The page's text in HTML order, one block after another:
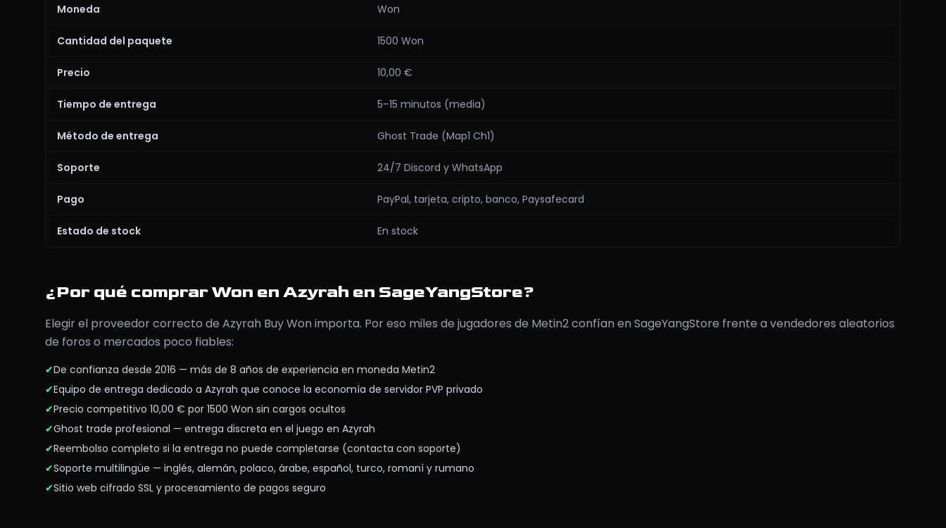
Moneda Won
Cantidad del paquete 1500 Won
Precio 10,00 €
Tiempo de entrega 5–15 minutos (media)
Método de entrega Ghost Trade (Map1 Ch1)
Soporte 24/7 Discord y WhatsApp
Pago PayPal, tarjeta, cripto, banco, Paysafecard
Estado de stock En stock
¿Por qué comprar Won en Azyrah en SageYangStore?
Elegir el proveedor correcto de Azyrah Buy Won importa. Por eso miles de jugadores de Metin2 confían en SageYangStore frente a vendedores aleatorios
de foros o mercados poco fiables:
✔De confianza desde 2016 — más de 8 años de experiencia en moneda Metin2
✔Equipo de entrega dedicado a Azyrah que conoce la economía de servidor PVP privado
✔Precio competitivo 10,00 € por 1500 Won sin cargos ocultos
✔Ghost trade profesional — entrega discreta en el juego en Azyrah
✔Reembolso completo si la entrega no puede completarse (contacta con soporte)
✔Soporte multilingüe — inglés, alemán, polaco, árabe, español, turco, romaní y rumano
✔Sitio web cifrado SSL y procesamiento de pagos seguro